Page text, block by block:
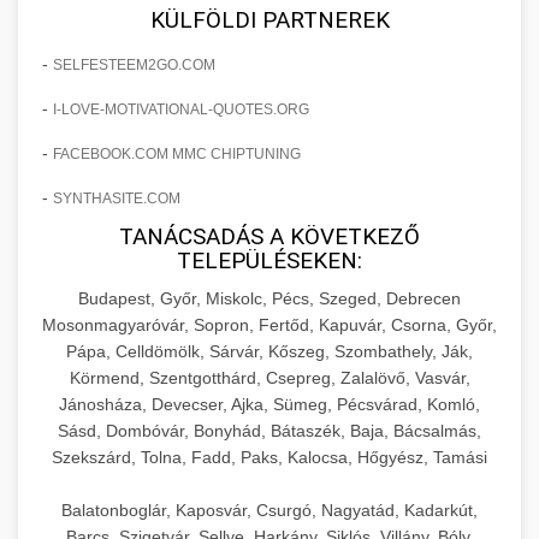
elkötelezettség erősítési módszerek
költségvetését gépi tanulással és
automatizálással.
aikampany.hu AI hirdetési automatizálás
🍞 20. Ipari Dagasztógép
Professzionális ipari dagasztógépek és
konyhák számára. Masszív konstrukció
megbízható teljesítményhez.
kereskedelmi tésztakeverő
🔪 21. Ipari Szeletelőgép
Ipari hús- és sajtszeletelő gépek professzionális
élelmiszer-előkészítéshez. Precíziós vágás
állítható vastagság beállítással.
professzionális élelmiszer szeletelő
📦 22. Vákuumozó Gép
Kereskedelmi vákuumcsomagoló berendezések
élelmiszerek tartósításához. Hosszabbítsa a
szavatossági időt és tartsa meg a termék
frissességét.
chef-iparikonyhagepek.hu
vákuum lezáró berendezés
🎁 23. Vákuumfóliázó Gép +
Ipari vákuumfóliázó gépek professzionális
élelmiszer-csomagolási műveletekhez.
Hatékony lezárási és tartósítási megoldások.
kereskedelmi csomagoló gép
🔥 24. Ipari Sütő és Gőzpároló +
Kereskedelmi légkeveréses sütők és gőzpárolók
kapacitású sütő- és főzőberendezés precíz
❄️ 25. Ipari Hűtőszekrény +
KÜLFÖLDI PARTNEREK
- SELFESTEEM2GO.COM
- I-LOVE-MOTIVATIONAL-QUOTES.ORG
- FACEBOOK.COM MMC CHIPTUNING
- SYNTHASITE.COM
TANÁCSADÁS A KÖVETKEZŐ
TELEPÜLÉSEKEN:
Budapest, Győr, Miskolc, Pécs, Szeged, Debrecen
Mosonmagyaróvár, Sopron, Fertőd, Kapuvár, Csorna, Győr,
Pápa, Celldömölk, Sárvár, Kőszeg, Szombathely, Ják,
Körmend, Szentgotthárd, Csepreg, Zalalövő, Vasvár,
Jánosháza, Devecser, Ajka, Sümeg, Pécsvárad, Komló,
Sásd, Dombóvár, Bonyhád, Bátaszék, Baja, Bácsalmás,
Szekszárd, Tolna, Fadd, Paks, Kalocsa, Hőgyész, Tamási
Balatonboglár, Kaposvár, Csurgó, Nagyatád, Kadarkút,